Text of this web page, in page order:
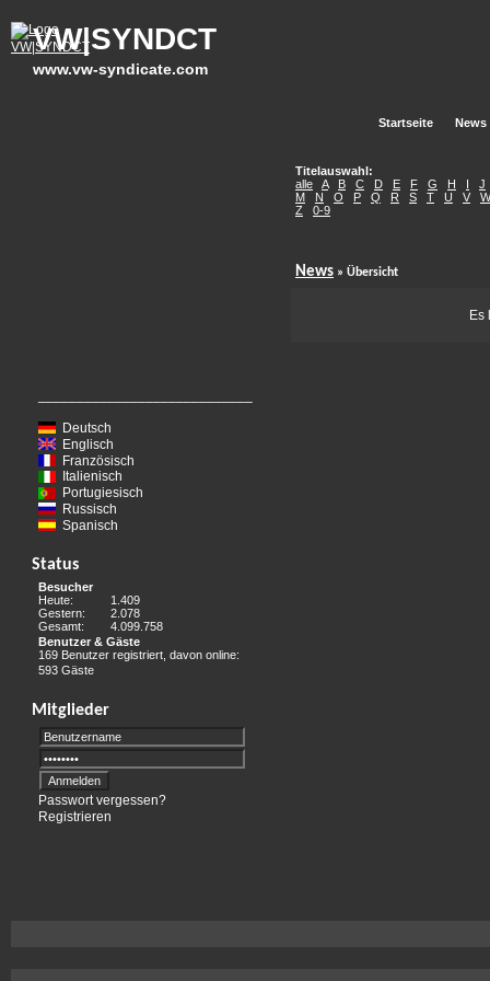
VW|SYNDCT
www.vw-syndicate.com
Startseite News
Deutsch
Englisch
Französisch
Italienisch
Portugiesisch
Russisch
Spanisch
Status
Besucher
Heute:
1.409
Gestern:
2.078
Gesamt:
4.099.758
Benutzer & Gäste
169 Benutzer registriert, davon online:
593 Gäste
Mitglieder
Passwort vergessen?
Registrieren
Titelauswahl:
alle
A B C D E F G H I
J
M
N O P Q R S T U V
W
Z
0-9
News » Übersicht
Es